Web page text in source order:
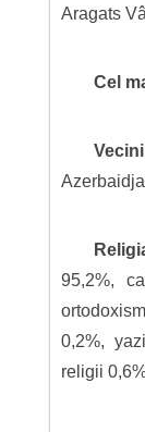
Aragats
Cel
95,2%,
0,2%,
religii